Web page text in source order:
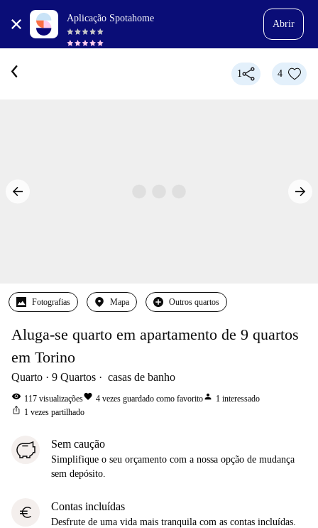
Aplicação Spotahome
Abrir
1 4
Fotografias Mapa Outros quartos
Aluga-se quarto em apartamento de 9 quartos
em Torino
Quarto 9 Quartos casas de banho
visibility 117 visualizaçõesfavorite 4 vezes guardado como favoritoperson 1 interessado
ios_share 1 vezes partilhado
Sem caução
Simplifique o seu orçamento com a nossa opção de mudança
sem depósito.
euro Contas incluídas
Desfrute de uma vida mais tranquila com as contas incluídas.